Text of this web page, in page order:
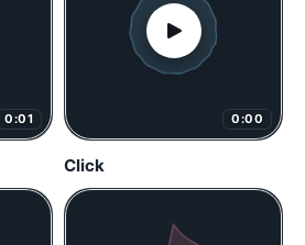
0:01 0:00
Click